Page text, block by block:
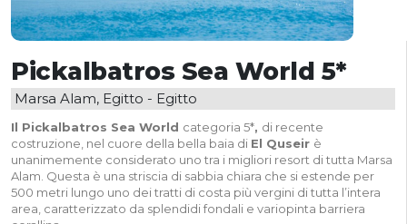
Pickalbatros Sea World 5*
Marsa Alam, Egitto - Egitto
Il Pickalbatros Sea World categoria 5*, di recente
costruzione, nel cuore della bella baia di El Quseir è
unanimemente considerato uno tra i migliori resort di tutta Marsa
Alam. Questa è una striscia di sabbia chiara che si estende per
500 metri lungo uno dei tratti di costa più vergini di tutta l’intera
area, caratterizzato da splendidi fondali e variopinta barriera